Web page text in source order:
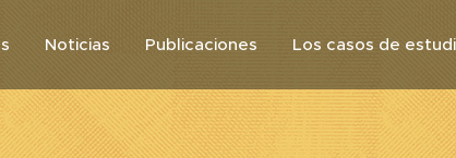
Noticias Publicaciones Los casos de